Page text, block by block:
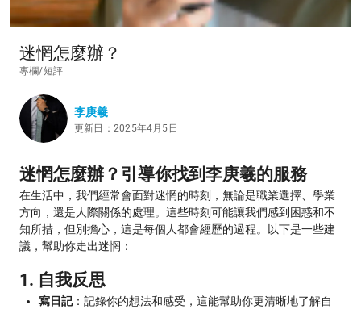
迷惘怎麼辦？
專欄/短評
李庚羲
更新日：2025年4月5日
迷惘怎麼辦？引導你找到李庚羲的服務
在生活中，我們經常會面對迷惘的時刻，無論是職業選擇、學業
方向，還是人際關係的處理。這些時刻可能讓我們感到困惑和不
知所措，但別擔心，這是每個人都會經歷的過程。以下是一些建
議，幫助你走出迷惘：
1. 自我反思
寫日記：記錄你的想法和感受，這能幫助你更清晰地了解自